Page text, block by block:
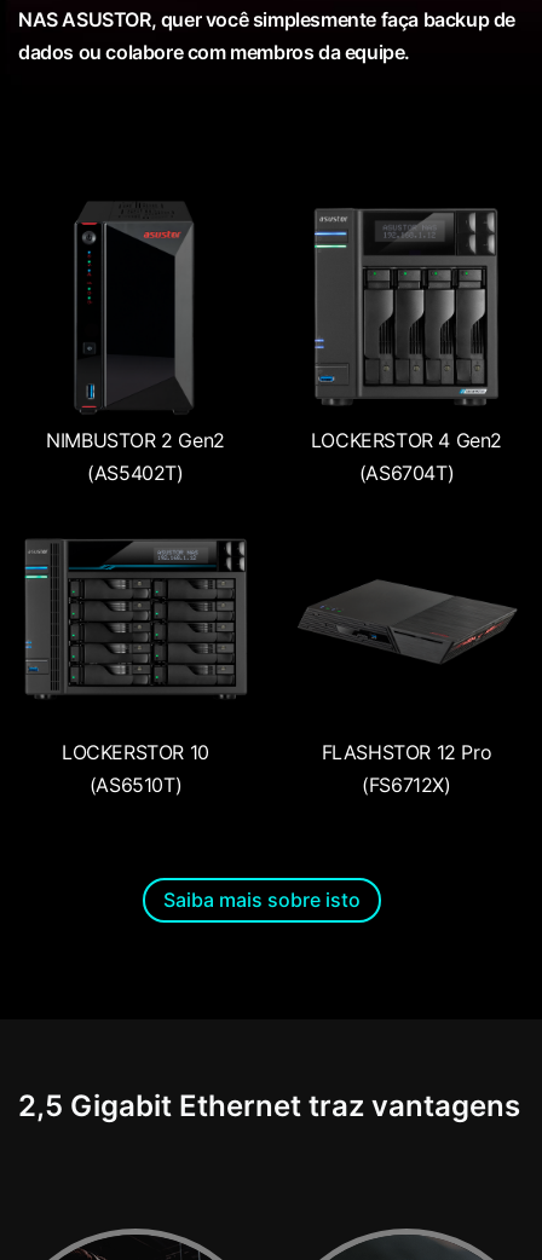
NAS ASUSTOR, quer você simplesmente faça backup de
dados ou colabore com membros da equipe.
NIMBUSTOR 2 Gen2
(AS5402T)
LOCKERSTOR 4 Gen2
(AS6704T)
LOCKERSTOR 10
(AS6510T)
FLASHSTOR 12 Pro
(FS6712X)
Saiba mais sobre isto
2,5 Gigabit Ethernet traz vantagens